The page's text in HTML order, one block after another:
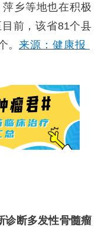
乡等地也在积极
前，该省81个县
。 来源：健康报
诊断多发性骨髓瘤